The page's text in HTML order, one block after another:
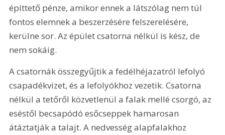
építtető pénze, amikor ennek a látszólag nem túl
fontos elemnek a beszerzésére felszerelésére,
kerülne sor. Az épület csatorna nélkül is kész, de
nem sokáig.
A csatornák összegyűjtik a fedélhéjazatról lefolyó
csapadékvizet, és a lefolyókhoz vezetik. Csatorna
nélkül a tetőről közvetlenül a falak mellé csorgó, az
eséstől becsapódó esőcseppek hamarosan
átáztatják a talajt. A nedvesség alapfalakhoz